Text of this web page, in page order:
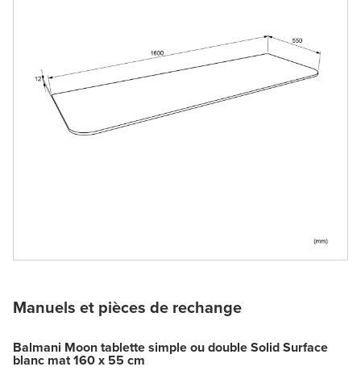
Manuels et pièces de rechange
Balmani Moon tablette simple ou double Solid Surface
blanc mat 160 x 55 cm